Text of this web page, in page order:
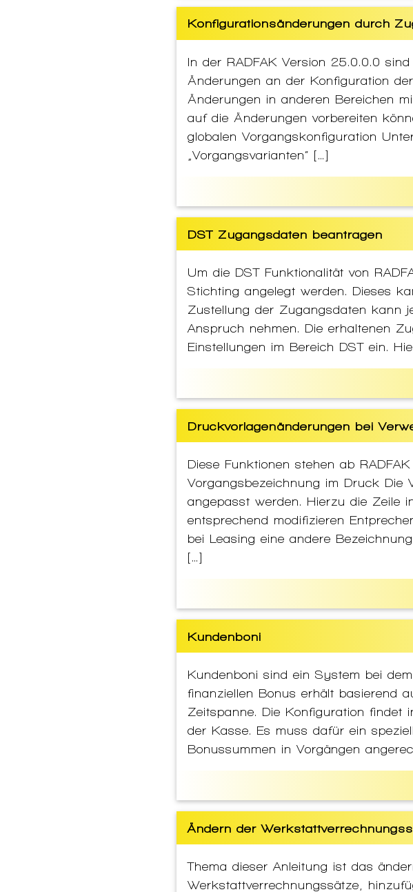
Konfigurationsänderungen durch
In der RADFAK Version 25.0.0.0
Änderungen an der Konfiguration
Änderungen in anderen Bereichen
auf die Änderungen vorbereiten
globalen Vorgangskonfiguration
„Vorgangsvarianten“ […]
DST Zugangsdaten beantragen
Um die DST Funktionalität von
Stichting angelegt werden. Dieses
Zustellung der Zugangsdaten kann
Anspruch nehmen. Die erhaltenen
Einstellungen im Bereich DST ein.
Druckvorlagenänderungen bei
Diese Funktionen stehen ab
Vorgangsbezeichnung im Druck Die
angepasst werden. Hierzu die Zeile
entsprechend modifizieren
bei Leasing eine andere
[…]
Kundenboni
Kundenboni sind ein System bei
finanziellen Bonus erhält basierend
Zeitspanne. Die Konfiguration findet
der Kasse. Es muss dafür ein
Bonussummen in Vorgängen
Ändern der
Thema dieser Anleitung ist das
Werkstattverrechnungssätze,